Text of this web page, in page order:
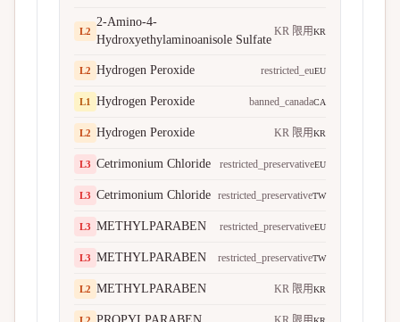
L2
2-Amino-4-
Hydroxyethylaminoanisole Sulfate
KR 限用KR
L2 Hydrogen Peroxide restricted_euEU
L1 Hydrogen Peroxide banned_canadaCA
L2 Hydrogen Peroxide KR 限用KR
L3 Cetrimonium Chloride restricted_preservativeEU
L3 Cetrimonium Chloride restricted_preservativeTW
L3 METHYLPARABEN restricted_preservativeEU
L3 METHYLPARABEN restricted_preservativeTW
L2 METHYLPARABEN KR 限用KR